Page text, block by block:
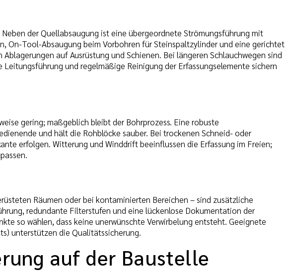
der Quellabsaugung ist eine übergeordnete Strömungsführung mit
On-Tool-Absaugung beim Vorbohren für Steinspaltzylinder und eine gerichtet
auf Ausrüstung und Schienen. Bei längeren Schlauchwegen sind
und regelmäßige Reinigung der Erfassungselemente sichern
gering; maßgeblich bleibt der Bohrprozess. Eine robuste
und hält die Rohblöcke sauber. Bei trockenen Schneid- oder
erfolgen. Witterung und Winddrift beeinflussen die Erfassung im Freien;
Räumen oder bei kontaminierten Bereichen – sind zusätzliche
redundante Filterstufen und eine lückenlose Dokumentation der
so wählen, dass keine unerwünschte Verwirbelung entsteht. Geeignete
unterstützen die Qualitätssicherung.
auf der Baustelle